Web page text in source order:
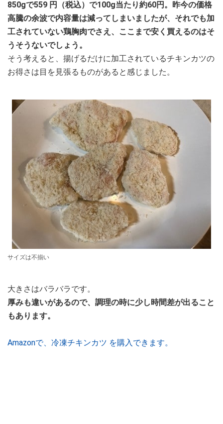
850gで559 円（税込）で100g当たり約60円。昨今の価格
高騰の余波で内容量は減ってしまいましたが、それでも加
工されていない鶏胸肉でさえ、ここまで安く買えるのはそ
うそうないでしょう。
そう考えると、揚げるだけに加工されているチキンカツの
お得さは目を見張るものがあると感じました。
サイズは不揃い
大きさはバラバラです。
厚みも違いがあるので、調理の時に少し時間差が出ること
もあります。
Amazonで、冷凍チキンカツ を購入できます。